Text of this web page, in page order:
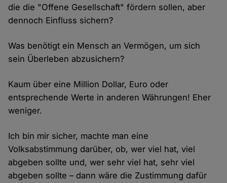
die die "Offene Gesellschaft" fördern sollen, aber
dennoch Einfluss sichern?
Was benötigt ein Mensch an Vermögen, um sich
sein Überleben abzusichern?
Kaum über eine Million Dollar, Euro oder
entsprechende Werte in anderen Währungen! Eher
weniger.
Ich bin mir sicher, machte man eine
Volksabstimmung darüber, ob, wer viel hat, viel
abgeben sollte und, wer sehr viel hat, sehr viel
abgeben sollte – dann wäre die Zustimmung dafür